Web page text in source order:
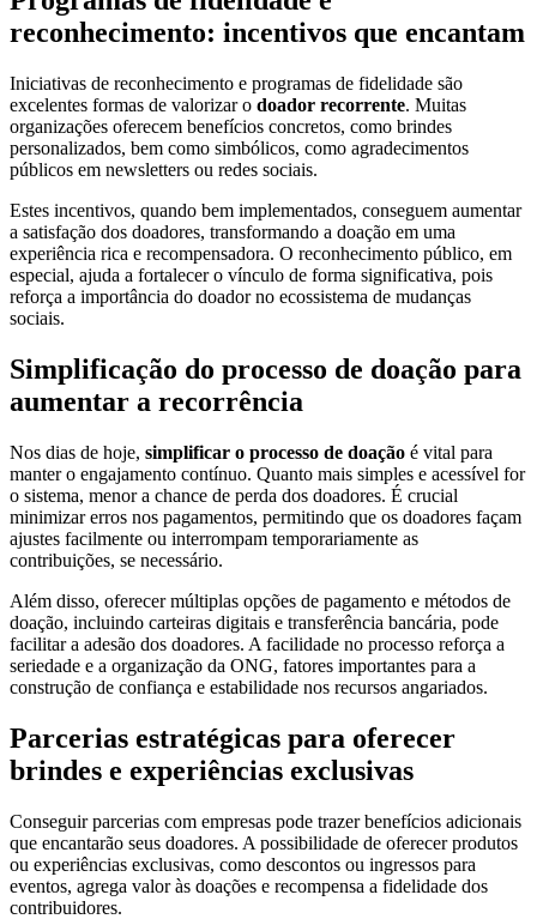
reconhecimento: incentivos que encantam
Iniciativas de reconhecimento e programas de fidelidade são
excelentes formas de valorizar o doador recorrente. Muitas
organizações oferecem benefícios concretos, como brindes
personalizados, bem como simbólicos, como agradecimentos
públicos em newsletters ou redes sociais.
Estes incentivos, quando bem implementados, conseguem aumentar
a satisfação dos doadores, transformando a doação em uma
experiência rica e recompensadora. O reconhecimento público, em
especial, ajuda a fortalecer o vínculo de forma significativa, pois
reforça a importância do doador no ecossistema de mudanças
sociais.
Simplificação do processo de doação para
aumentar a recorrência
Nos dias de hoje, simplificar o processo de doação é vital para
manter o engajamento contínuo. Quanto mais simples e acessível for
o sistema, menor a chance de perda dos doadores. É crucial
minimizar erros nos pagamentos, permitindo que os doadores façam
ajustes facilmente ou interrompam temporariamente as
contribuições, se necessário.
Além disso, oferecer múltiplas opções de pagamento e métodos de
doação, incluindo carteiras digitais e transferência bancária, pode
facilitar a adesão dos doadores. A facilidade no processo reforça a
seriedade e a organização da ONG, fatores importantes para a
construção de confiança e estabilidade nos recursos angariados.
Parcerias estratégicas para oferecer
brindes e experiências exclusivas
Conseguir parcerias com empresas pode trazer benefícios adicionais
que encantarão seus doadores. A possibilidade de oferecer produtos
ou experiências exclusivas, como descontos ou ingressos para
eventos, agrega valor às doações e recompensa a fidelidade dos
contribuidores.